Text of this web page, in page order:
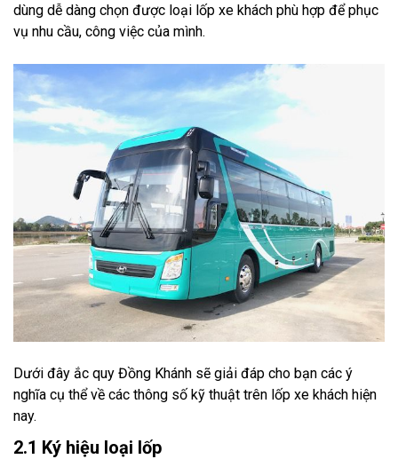
dùng dễ dàng chọn được loại lốp xe khách phù hợp để phục
vụ nhu cầu, công việc của mình.
Dưới đây ắc quy Đồng Khánh sẽ giải đáp cho bạn các ý
nghĩa cụ thể về các thông số kỹ thuật trên lốp xe khách hiện
nay.
2.1 Ký hiệu loại lốp